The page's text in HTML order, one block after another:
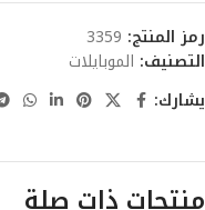
رمز المنتج: 3359
التصنيف: الموبايلات
يشارك:
منتجات ذات صلة